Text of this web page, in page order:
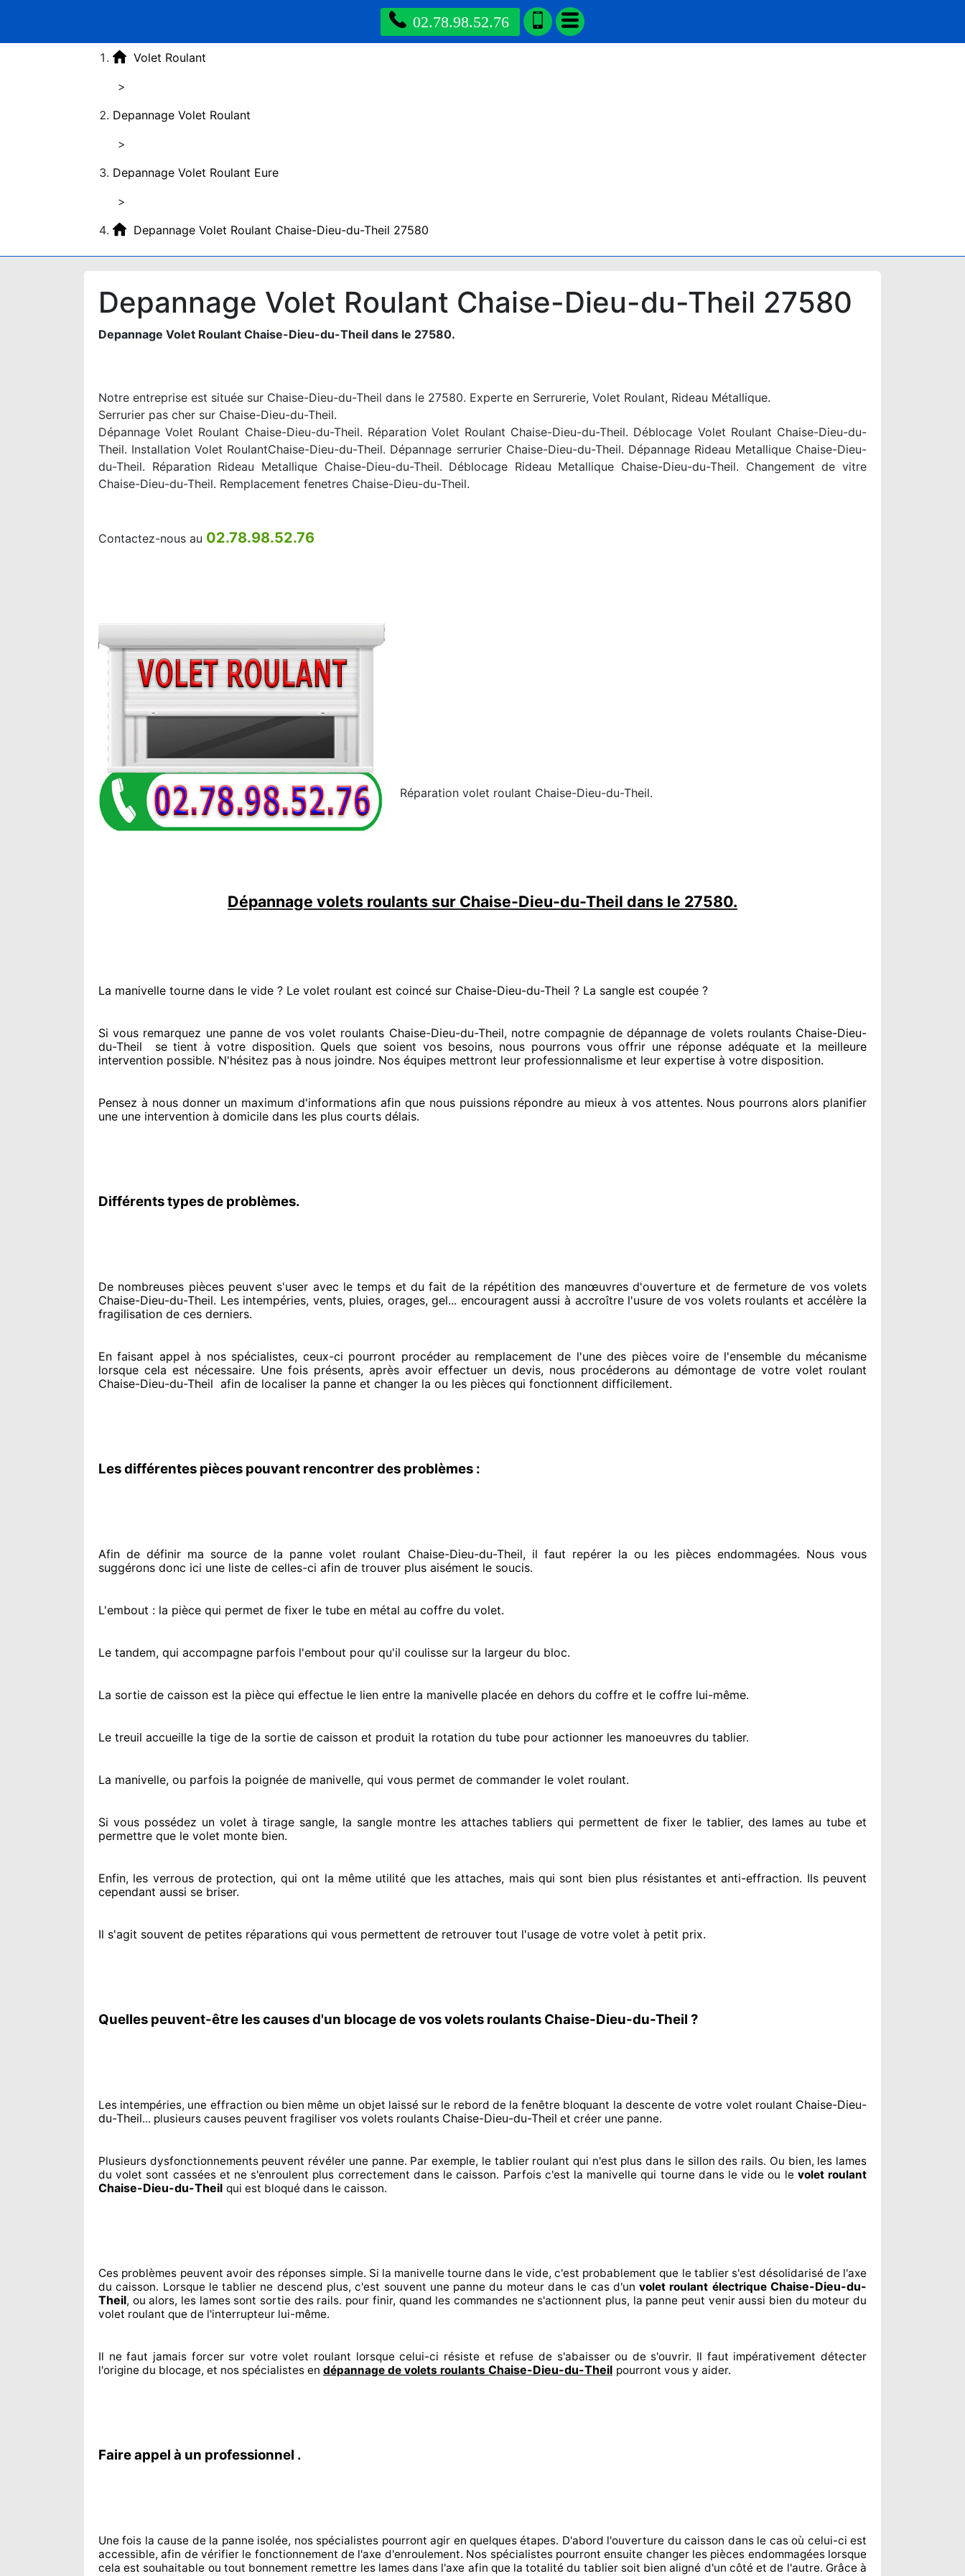
02.78.98.52.76
Volet Roulant
>
Depannage Volet Roulant
>
Depannage Volet Roulant Eure
>
Depannage Volet Roulant Chaise-Dieu-du-Theil 27580
Depannage Volet Roulant Chaise-Dieu-du-Theil 27580
Depannage Volet Roulant Chaise-Dieu-du-Theil dans le 27580.
Notre entreprise est située sur Chaise-Dieu-du-Theil dans le 27580. Experte en Serrurerie, Volet Roulant, Rideau Métallique.
Serrurier pas cher sur Chaise-Dieu-du-Theil.
Dépannage Volet Roulant Chaise-Dieu-du-Theil. Réparation Volet Roulant Chaise-Dieu-du-Theil. Déblocage Volet Roulant Chaise-Dieu-du-
Theil. Installation Volet RoulantChaise-Dieu-du-Theil. Dépannage serrurier Chaise-Dieu-du-Theil. Dépannage Rideau Metallique Chaise-Dieu-
du-Theil. Réparation Rideau Metallique Chaise-Dieu-du-Theil. Déblocage Rideau Metallique Chaise-Dieu-du-Theil. Changement de vitre
Chaise-Dieu-du-Theil. Remplacement fenetres Chaise-Dieu-du-Theil.
Contactez-nous au 02.78.98.52.76
Réparation volet roulant Chaise-Dieu-du-Theil.
Dépannage volets roulants sur Chaise-Dieu-du-Theil dans le 27580.
La manivelle tourne dans le vide ? Le volet roulant est coincé sur Chaise-Dieu-du-Theil ? La sangle est coupée ?
Si vous remarquez une panne de vos volet roulants Chaise-Dieu-du-Theil, notre compagniede dépannage de volets roulants Chaise-Dieu-
du-Theil
se tient à votre disposition. Quels que soient vos besoins, nous pourrons vous offrir une réponse adéquateet la meilleure
intervention possible. N'hésitez pas à nous joindre. Nos équipes mettront leur professionnalisme et leur expertise à votre disposition.
Pensez à nous donnerun maximum d'informations afin que nous puissions répondre au mieux à vos attentes. Nous pourrons alors planifier
une une intervention à domicile dans les plus courts délais.
Différents types de problèmes.
De nombreuses pièces peuvent s'user avec le temps et du fait de la répétition des manœuvres d'ouverture et de fermeture de vos volets
Chaise-Dieu-du-Theil. Les intempéries, vents, pluies, orages, gel... encouragent aussi à accroîtrel'usure de vos volets roulants et accélère la
fragilisation de ces derniers.
En faisant appel à nos spécialistes, ceux-ci pourront procéderau remplacement de l'une des pièces voire de l'ensemble du mécanisme
lorsque cela est nécessaire. Une fois présents, après avoir effectuer un devis, nous procéderons au démontage de votre volet roulant
Chaise-Dieu-du-Theil afin de localiser la panne et changer la ou les pièces qui fonctionnent difficilement.
Les différentes pièces pouvant rencontrer des problèmes :
Afin de définir ma source de la panne volet roulant Chaise-Dieu-du-Theil, il faut repérerla ou les pièces endommagées. Nous vous
suggérons donc ici une liste de celles-ci afin de trouver plus aisément le soucis.
L'embout : la pièce qui permet de fixer le tube en métal au coffre du volet.
Le tandem, qui accompagne parfois l'embout pour qu'il coulisse sur la largeur du bloc.
La sortie de caisson est la pièce qui effectue le lien entre la manivelle placée en dehors du coffre et le coffre lui-même.
Le treuil accueille la tige de la sortie de caisson et produit la rotation du tube pour actionner les manoeuvres du tablier.
La manivelle, ou parfois la poignée de manivelle, qui vous permet de commander le volet roulant.
Si vous possédez un volet à tirage sangle, la sangle montreles attaches tabliers qui permettent de fixer le tablier, des lames au tube et
permettre que le volet monte bien.
Enfin, les verrous de protection, qui ont la même utilité que les attaches, mais qui sont bien plus résistanteset anti-effraction. Ils peuvent
cependant aussi se briser.
Il s'agit souvent de petites réparations qui vous permettent de retrouver tout l'usage de votre volet à petit prix.
Quelles peuvent-être les causes d'un blocage de vos volets roulants Chaise-Dieu-du-Theil ?
Les intempéries, une effraction ou bien même un objet laissésur le rebord de la fenêtre bloquant la descente de votre volet roulant Chaise-Dieu-
du-Theil... plusieurs causes peuvent fragiliser vos volets roulants Chaise-Dieu-du-Theil et créer une panne.
Plusieurs dysfonctionnements peuvent révéler une panne. Par exemple, le tablier roulant qui n'est plus dans le sillon des rails. Ou bien, les lames
du volet sont casséeset ne s'enroulent plus correctement dans le caisson. Parfoisc'est la manivelle qui tourne dans le vide ou le volet roulant
Chaise-Dieu-du-Theil qui est bloqué dans le caisson.
Ces problèmes peuvent avoir des réponses simple. Si la manivelle tourne dans le vide, c'est probablement que le tablier s'est désolidariséde l'axe
du caisson. Lorsque le tablier ne descend plus, c'est souvent une panne du moteur dans le cas d'unvolet roulant électriqueChaise-Dieu-du-
Theil, ou alors, les lames sont sortie des rails. pour finir, quand les commandes ne s'actionnent plus, la panne peut venir aussi bien du moteur du
volet roulant que de l'interrupteur lui-même.
Il ne faut jamais forcer sur votre volet roulant lorsque celui-ci résiste et refuse de s'abaisser ou de s'ouvrir. Il faut impérativement détecter
l'origine du blocage, et nos spécialistes en dépannage de volets roulants Chaise-Dieu-du-Theil pourront vous y aider.
Faire appel à un professionnel .
Une fois la cause de la panne isolée, nos spécialistes pourront agir en quelques étapes. D'abord l'ouverture du caisson dans le cas où celui-ci est
accessible, afin de vérifier le fonctionnement de l'axe d'enroulement. Nos spécialistespourront ensuite changerles pièces endommagéeslorsque
cela est souhaitable ou tout bonnement remettre les lames dans l'axe afin que la totalité du tablier soit bien aligné d'un côté et de l'autre. Grâce à